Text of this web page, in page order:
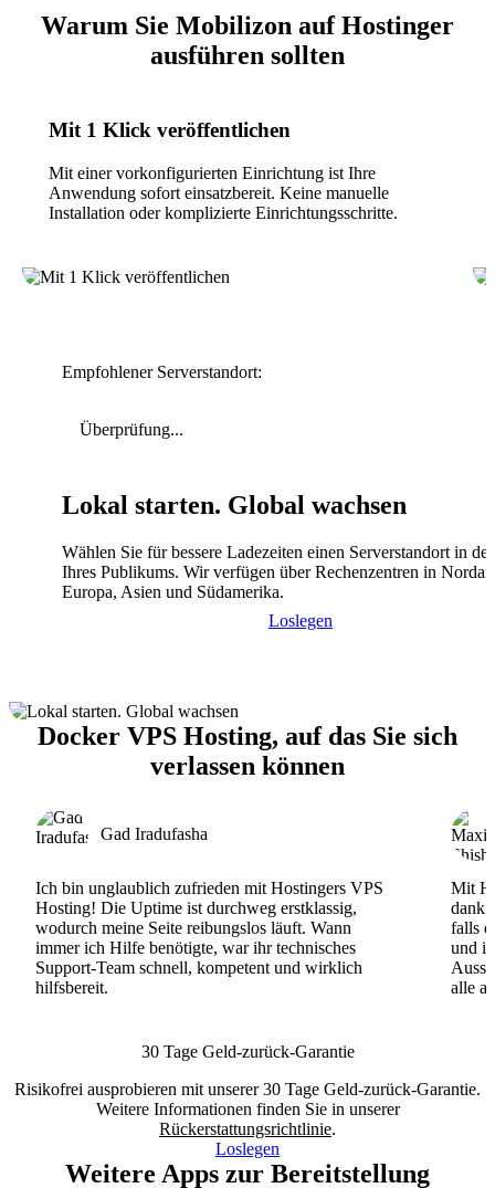
Warum Sie Mobilizon auf Hostinger
ausführen sollten
Mit 1 Klick veröffentlichen
Mit einer vorkonfigurierten Einrichtung ist Ihre
Anwendung sofort einsatzbereit. Keine manuelle
Installation oder komplizierte Einrichtungsschritte.
Empfohlener Serverstandort:
Überprüfung...
Lokal starten. Global wachsen
Wählen Sie für bessere Ladezeiten einen Serverstandort in
Ihres Publikums. Wir verfügen über Rechenzentren in
Europa, Asien und Südamerika.
Loslegen
Docker VPS Hosting, auf das Sie sich
verlassen können
Gad Iradufasha
Ich bin unglaublich zufrieden mit Hostingers VPS
Hosting! Die Uptime ist durchweg erstklassig,
wodurch meine Seite reibungslos läuft. Wann
immer ich Hilfe benötigte, war ihr technisches
Support-Team schnell, kompetent und wirklich
hilfsbereit.
Mit
dank
falls
und
alle
30 Tage Geld-zurück-Garantie
Risikofrei ausprobieren mit unserer 30 Tage Geld-zurück-Garantie.
Weitere Informationen finden Sie in unserer
Rückerstattungsrichtlinie.
Loslegen
Weitere Apps zur Bereitstellung